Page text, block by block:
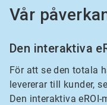
Vår
Den interaktiva
För att se den totala
levererar till kunder,
Den interaktiva